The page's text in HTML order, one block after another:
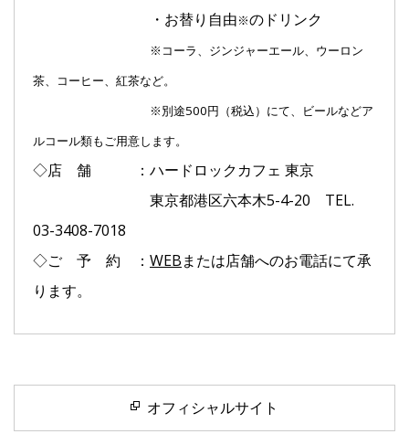
・お替り自由※のドリンク
※コーラ、ジンジャーエール、ウーロン
茶、コーヒー、紅茶など。
※別途500円（税込）にて、ビールなどア
ルコール類もご用意します。
◇店 舗 ：ハードロックカフェ 東京
東京都港区六本木5-4-20 TEL.
03-3408-7018
◇ご 予 約 ： WEBまたは店舗へのお電話にて承
ります。
オフィシャルサイト